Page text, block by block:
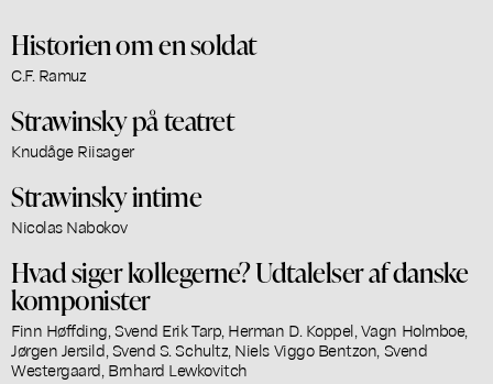
Historien om en soldat
C.F. Ramuz
Strawinsky på teatret
Knudåge Riisager
Strawinsky intime
Nicolas Nabokov
Hvad siger kollegerne? Udtalelser af danske
komponister
Finn Høffding, Svend Erik Tarp, Herman D. Koppel, Vagn Holmboe,
Jørgen Jersild, Svend S. Schultz, Niels Viggo Bentzon, Svend
Westergaard, Brnhard Lewkovitch